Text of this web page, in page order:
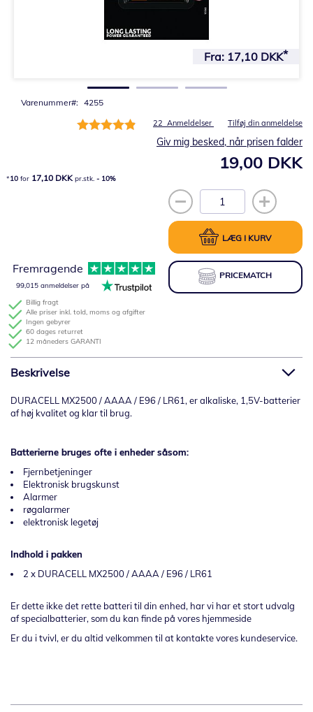
Varenummer 4255
Bedømmelse:
22 Anmeldelser Tilføj din anmeldelse
19,00 DKK
Giv mig besked, når prisen falder
LÆG I KURV
PRICEMATCH
10 for 17,10 DKK pr.stk.- 10%
Billig fragt
Alle priser inkl. told, moms og afgifter
Ingen gebyrer
60 dages returret
12 måneders GARANTI
Fremragende
99,015 anmeldelser på
Fra: 17,10 DKK
Beskrivelse
DURACELL MX2500 / AAAA / E96 / LR61, er alkaliske, 1,5V-batterier
af høj kvalitet og klar til brug.
Batterierne bruges ofte i enheder såsom:
Fjernbetjeninger
Elektronisk brugskunst
Alarmer
røgalarmer
elektronisk legetøj
Indhold i pakken
2 x DURACELL MX2500 / AAAA / E96 / LR61
Er dette ikke det rette batteri til din enhed, har vi har et stort udvalg
af specialbatterier, som du kan finde på vores hjemmeside
Er du i tvivl, er du altid velkommen til at kontakte vores kundeservice.